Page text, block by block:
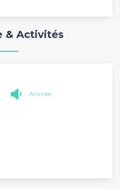
& Activités
Animée